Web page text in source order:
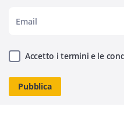
Accetto i termini e le